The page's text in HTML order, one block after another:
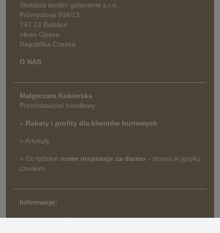
Stoklasa textilní galanterie s.r.o.
Průmyslová 934/13
747 23 Bolatice
okres Opava
Republika Czeska
O NAS
Małgorzata Kobierska
Przedstawiciel handlowy
» Rabaty i profity dla klientów hurtowych
» Artykuły
» Co tydzień nowe inspiracje za darmo - strona w języku
czeskim
Informację:
» Ustawienia plików cookie